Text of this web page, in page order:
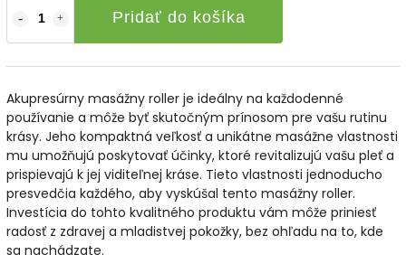
Pridať do košíka
Akupresúrny masážny roller je ideálny na každodenné
používanie a môže byť skutočným prínosom pre vašu rutinu
krásy. Jeho kompaktná veľkosť a unikátne masážne vlastnosti
mu umožňujú poskytovať účinky, ktoré revitalizujú vašu pleť a
prispievajú k jej viditeľnej kráse. Tieto vlastnosti jednoducho
presvedčia každého, aby vyskúšal tento masážny roller.
Investícia do tohto kvalitného produktu vám môže priniesť
radosť z zdravej a mladistvej pokožky, bez ohľadu na to, kde
sa nachádzate.